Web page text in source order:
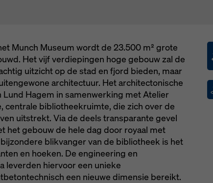
Munch Museum wordt de 23.500 m² grote
Het vijf verdiepingen hoge gebouw zal de
uitzicht op de stad en fjord bieden, maar
architectuur. Het architectonische
Hagem in samenwerking met Atelier
centrale bibliotheekruimte, die zich over de
uitstrekt. Via de deels transparante gevel
het gebouw de hele dag door royaal met
blikvanger van de bibliotheek is het
en hoeken. De engineering en
leverden hiervoor een unieke
een nieuwe dimensie bereikt.